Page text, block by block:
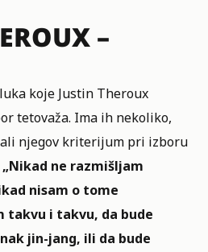
–
koje Justin Theroux
tetovaža. Ima ih nekoliko,
njegov kriterijum pri izboru
„Nikad ne razmišljam
nisam o tome
takvu i takvu, da bude
jin-jang, ili da bude